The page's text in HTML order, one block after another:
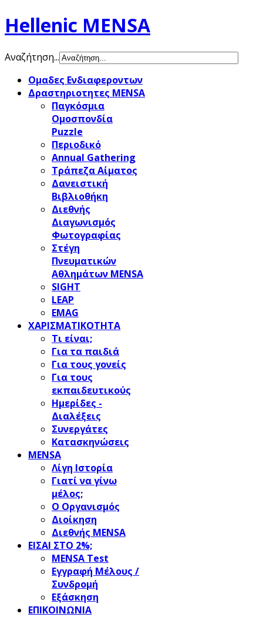
Hellenic MENSA
Αναζήτηση...
Ομαδες Ενδιαφεροντων
Δραστηριοτητες MENSA
Παγκόσμια
Ομοσπονδία
Puzzle
Περιοδικό
Annual Gathering
Τράπεζα Αίματος
Δανειστική
Βιβλιοθήκη
Διεθνής
Διαγωνισμός
Φωτογραφίας
Στέγη
Πνευματικών
Αθλημάτων MENSA
SIGHT
LEAP
EMAG
ΧΑΡΙΣΜΑΤΙΚΟΤΗΤΑ
Τι είναι;
Για τα παιδιά
Για τους γονείς
Για τους
εκπαιδευτικούς
Ημερίδες -
Διαλέξεις
Συνεργάτες
Κατασκηνώσεις
MENSA
Λίγη Ιστορία
Γιατί να γίνω
μέλος;
Ο Οργανισμός
Διοίκηση
Διεθνής MENSA
ΕΙΣΑΙ ΣΤΟ 2%;
ΜΕΝSΑ Test
Εγγραφή Μέλους /
Συνδρομή
Εξάσκηση
ΕΠΙΚΟΙΝΩΝΙΑ